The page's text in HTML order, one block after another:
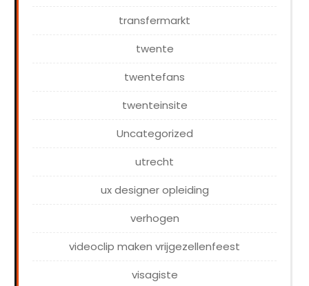
transfermarkt
twente
twentefans
twenteinsite
Uncategorized
utrecht
ux designer opleiding
verhogen
videoclip maken vrijgezellenfeest
visagiste